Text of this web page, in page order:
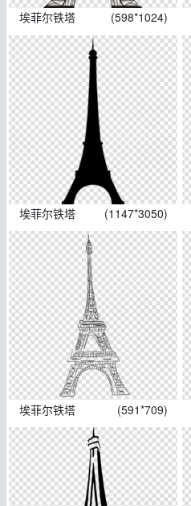
埃菲尔铁塔 (598*1024)
埃菲尔铁塔 (1147*3050)
埃菲尔铁塔 (591*709)